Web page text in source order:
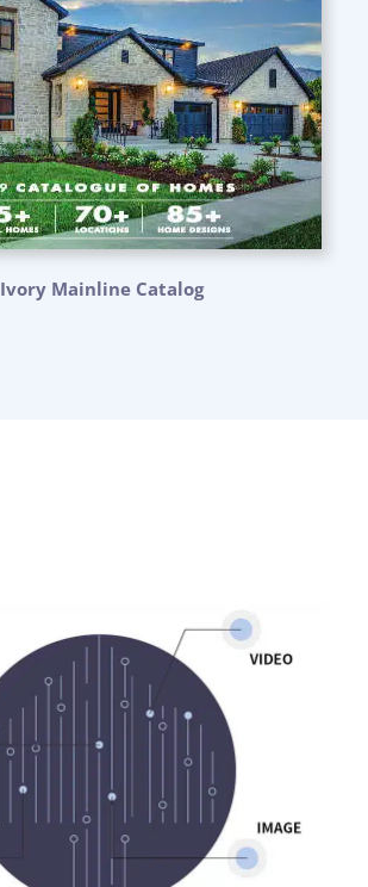
Ivory Mainline Catalog